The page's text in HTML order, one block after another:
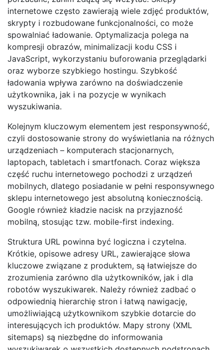
internetowe często zawierają wiele zdjęć produktów,
skrypty i rozbudowane funkcjonalności, co może
spowalniać ładowanie. Optymalizacja polega na
kompresji obrazów, minimalizacji kodu CSS i
JavaScript, wykorzystaniu buforowania przeglądarki
oraz wyborze szybkiego hostingu. Szybkość
ładowania wpływa zarówno na doświadczenie
użytkownika, jak i na pozycje w wynikach
wyszukiwania.
Kolejnym kluczowym elementem jest responsywność,
czyli dostosowanie strony do wyświetlania na różnych
urządzeniach – komputerach stacjonarnych,
laptopach, tabletach i smartfonach. Coraz większa
część ruchu internetowego pochodzi z urządzeń
mobilnych, dlatego posiadanie w pełni responsywnego
sklepu internetowego jest absolutną koniecznością.
Google również kładzie nacisk na przyjazność
mobilną, stosując tzw. mobile-first indexing.
Struktura URL powinna być logiczna i czytelna.
Krótkie, opisowe adresy URL, zawierające słowa
kluczowe związane z produktem, są łatwiejsze do
zrozumienia zarówno dla użytkowników, jak i dla
robotów wyszukiwarek. Należy również zadbać o
odpowiednią hierarchię stron i łatwą nawigację,
umożliwiającą użytkownikom szybkie dotarcie do
interesujących ich produktów. Mapy strony (XML
sitemaps) są niezbędne do informowania